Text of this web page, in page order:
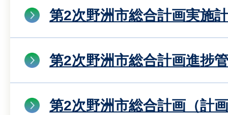
第2次野洲市総合計画実施
第2次野洲市総合計画進捗
第2次野洲市総合計画（計